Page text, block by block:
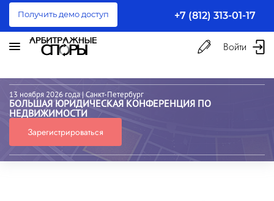
Получить демо доступ +7 (812) 313-01-17
Войти
13 ноября 2026 года | Санкт-Петербург
БОЛЬШАЯ ЮРИДИЧЕСКАЯ КОНФЕРЕНЦИЯ ПО
НЕДВИЖИМОСТИ
Зарегистрироваться